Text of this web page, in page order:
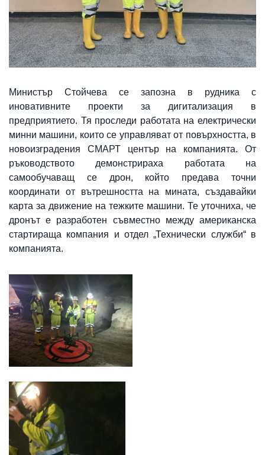
Министър Стойчева се запозна в рудника с
иновативните проекти за дигитализация в
предприятието. Тя проследи работата на електрически
минни машини, които се управляват от повърхността, в
новоизградения СМАРТ център на компанията. От
ръководството демонстрираха работата на
самообучаващ се дрон, който предава точни
координати от вътрешността на мината, създавайки
карта за движение на тежките машини. Те уточниха, че
дронът е разработен съвместно между американска
стартираща компания и отдел „Технически служби“ в
компанията.